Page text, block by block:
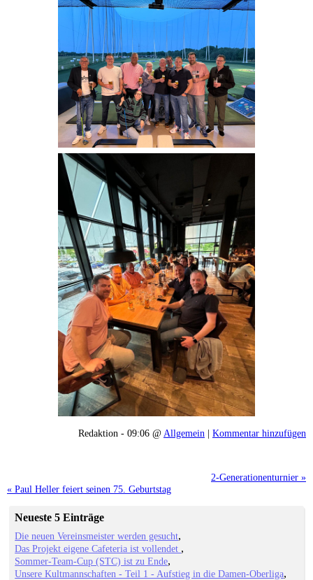
Redaktion - 09:06 @Allgemein | Kommentar hinzufügen
2-Generationenturnier »
« Paul Heller feiert seinen 75. Geburtstag
Neueste 5 Einträge
Die neuen Vereinsmeister werden gesucht
Das Projekt eigene Cafeteria ist vollendet
Sommer-Team-Cup (STC) ist zu Ende
Unsere Kultmannschaften - Teil 1 - Aufstieg in die Damen-Oberliga